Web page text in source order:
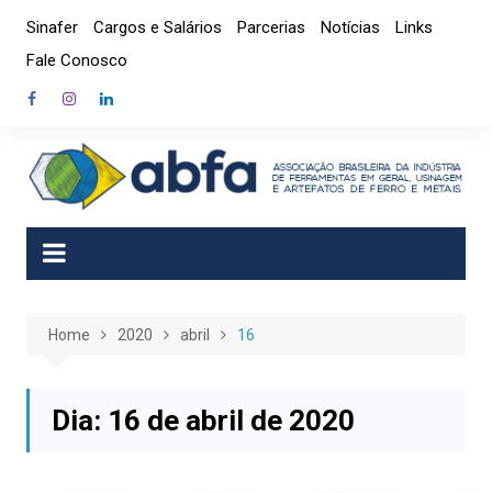
content
Sinafer Cargos e Salários Parcerias Notícias
Links
Fale Conosco
Home 2020 abril 16
Dia: 16 de abril de 2020